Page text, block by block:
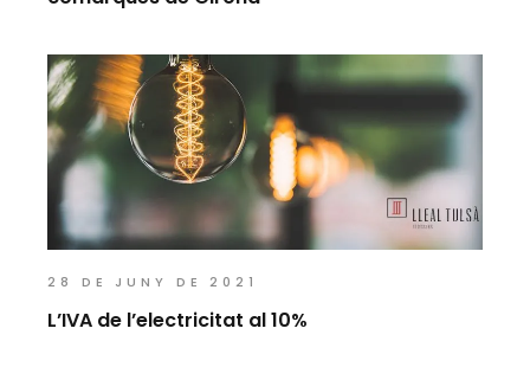
28 DE JUNY DE 2021
L’IVA de l’electricitat al 10%